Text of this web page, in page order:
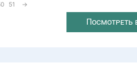
51 →
Посмотреть